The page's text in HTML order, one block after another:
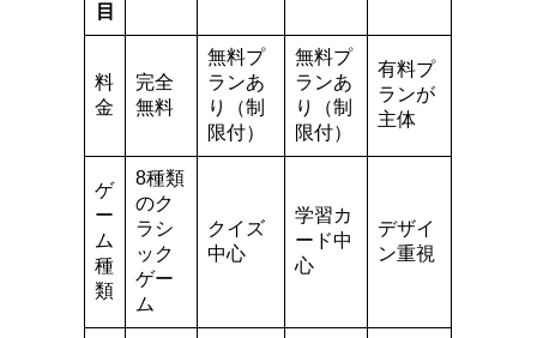
目
料
金
完全
無料
無料プ
ランあ
り（制
限付）
無料プ
ランあ
り（制
限付）
有料プ
ランが
主体
ゲ
ー
ム
種
類
8種類
のク
ラシ
ック
ゲー
ム
クイズ
中心
学習カ
ード中
心
デザイ
ン重視